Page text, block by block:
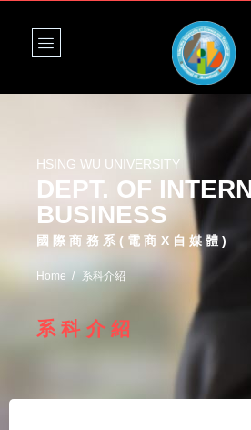
HSING WU UNIVERSITY
DEPT. OF
BUSINESS
國際商務系(電商X自媒體)
Home 系科介紹
系科介紹